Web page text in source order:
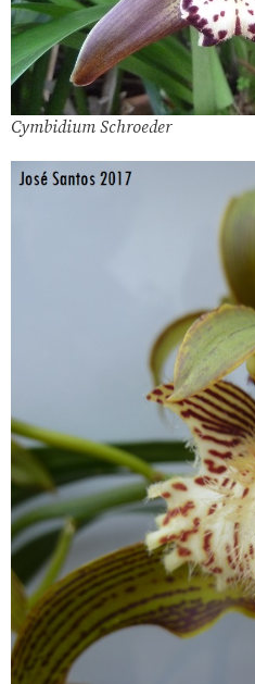
Cymbidium Schroeder